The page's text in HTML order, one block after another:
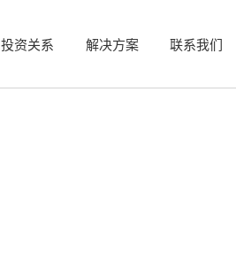
投资关系 解决方案 联系我们